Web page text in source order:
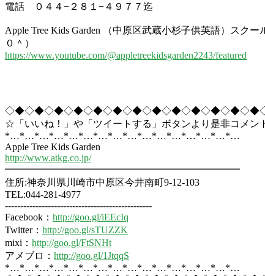
電話 ０４４−２８１−４９７７迄
Apple Tree Kids Garden （中原区武蔵小杉子供英語）スク
０＾）
https://www.youtube.com/@appletreekidsgarden2243/featured
☆「いいね！」や「ツイートする」ボタンより是非コメ
*…*…*…*…*…*…*…*…*…*…*…*…*…*…*…*…
Apple Tree Kids Garden
http://www.atkg.co.jp/
━━━━━━━━━━━━━━━━━━━━━━━━
住所:神奈川県川崎市中原区今井南町9-12-103
TEL:044-281-4977
------------------------------------------------
Facebook： http://goo.gl/iEEcIq
Twitter： http://goo.gl/sTUZZK
mixi： http://goo.gl/FtSNHt
アメブロ： http://goo.gl/1JtqqS
*…*…*…*…*…*…*…*…*…*…*…*…*…*…*…*…